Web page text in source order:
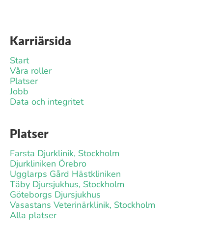
Karriärsida
Start
Våra roller
Platser
Jobb
Data och integritet
Platser
Farsta Djurklinik, Stockholm
Djurkliniken Örebro
Ugglarps Gård Hästkliniken
Täby Djursjukhus, Stockholm
Göteborgs Djursjukhus
Vasastans Veterinärklinik, Stockholm
Alla platser